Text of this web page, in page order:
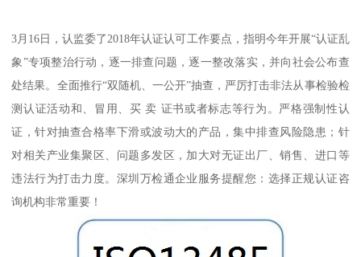
3月16日，认监委了2018年认证认可工作要点，指明今年开展“认证乱
象”专项整治行动，逐一排查问题，逐一整改落实，并向社会公布查
处结果。全面推行“双随机、一公开”抽查，严厉打击非法从事检验检
测认证活动和、冒用、买 卖 证书或者标志等行为。严格强制性认
证，针对抽查合格率下滑或波动大的产品，集中排查风险隐患；针
对相关产业集聚区、问题多发区，加大对无证出厂、销售、进口等
违法行为打击力度。深圳万检通企业服务提醒您：选择正规认证咨
询机构非常重要！